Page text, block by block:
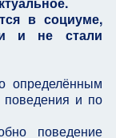
в социуме,
и не стали
определённым
и по
поведение